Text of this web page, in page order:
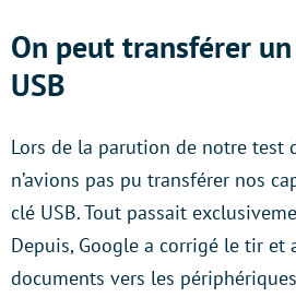
On peut transférer
USB
Lors de la parution de notre test
n’avions pas pu transférer nos
clé USB. Tout passait
Depuis, Google a corrigé le tir et
documents vers les